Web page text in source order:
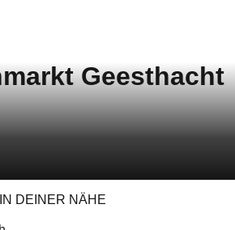
Geesthacht
DEINER NÄHE